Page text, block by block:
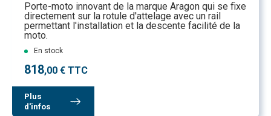
Porte-moto innovant de la marque Aragon qui se fixe
directement sur la rotule d'attelage avec un rail
permettant l'installation et la descente facilité de la
moto.
En stock
818,00 € TTC
Plus
d'infos